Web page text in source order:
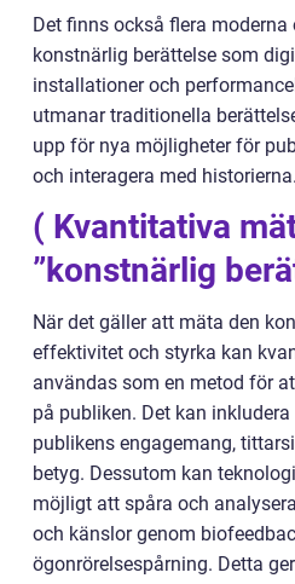
Det finns också flera
konstnärlig berättelse som
installationer och
utmanar traditionella
upp för nya möjligheter för
och interagera med historierna.
( Kvantitativa
”konstnärlig
När det gäller att mäta den
effektivitet och styrka kan
användas som en metod för
på publiken. Det kan
publikens engagemang,
betyg. Dessutom kan
möjligt att spåra och
och känslor genom
ögonrörelsespårning. Detta